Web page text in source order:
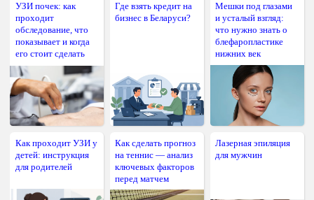
УЗИ почек: как
проходит
обследование, что
показывает и когда
его стоит сделать
Где взять кредит на
бизнес в Беларуси?
Мешки под глазами
и усталый взгляд:
что нужно знать о
блефаропластике
нижних век
Как проходит УЗИ у
детей: инструкция
для родителей
Как сделать прогноз
на теннис — анализ
ключевых факторов
перед матчем
Лазерная эпиляция
для мужчин